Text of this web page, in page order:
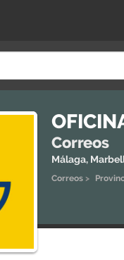
Correos
Málaga,
Correos >